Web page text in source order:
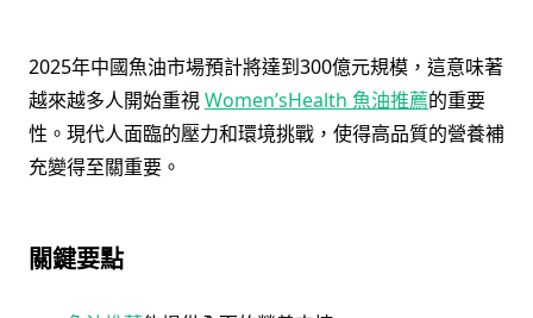
2025年中國魚油市場預計將達到300億元規模，這意味著
越來越多人開始重視Women’sHealth 魚油推薦的重要
性。現代人面臨的壓力和環境挑戰，使得高品質的營養補
充變得至關重要。
關鍵要點